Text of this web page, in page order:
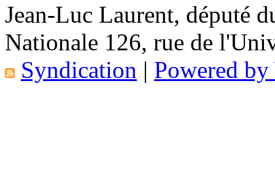
Jean-Luc Laurent, député
Nationale 126, rue de
Syndication | Powered